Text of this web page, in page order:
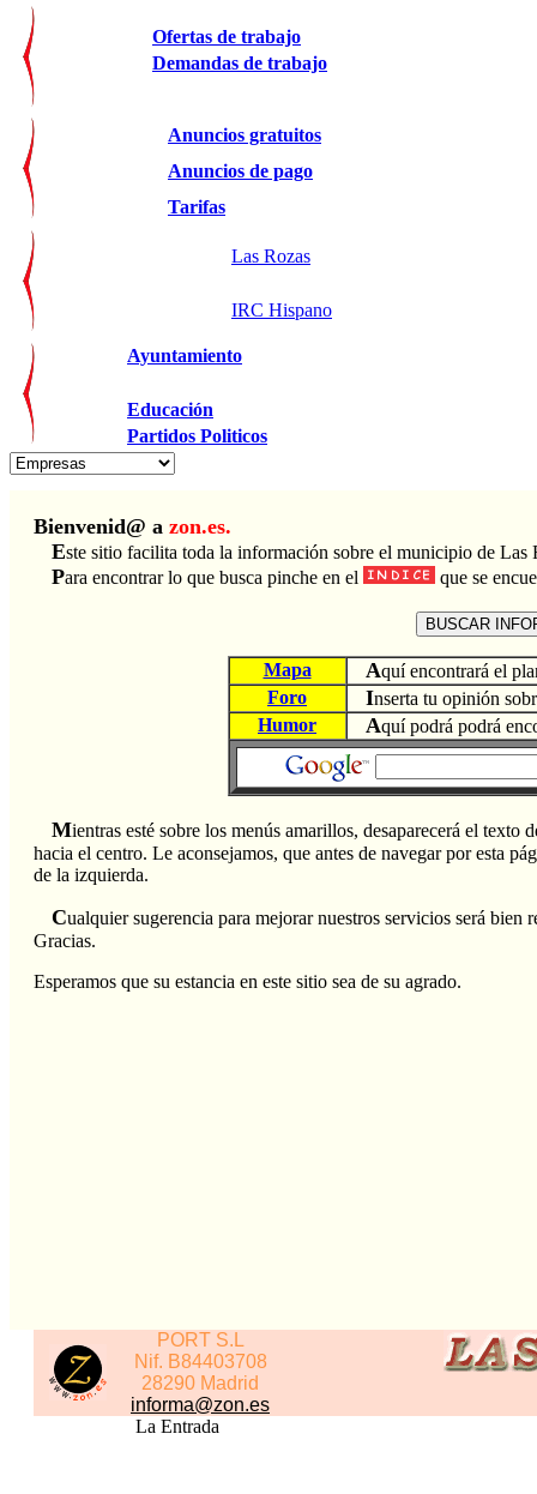
Ofertas de trabajo
Demandas de trabajo
Anuncios gratuitos
Anuncios de pago
Tarifas
Las Rozas
IRC Hispano
Ayuntamiento
Educación
Partidos Politicos
Bienvenid@ a zon.es.
Este sitio facilita toda la información sobre el municipio de Las
Para encontrar lo que busca pinche en el que se
Mapa Aquí encontrará el
Foro
Inserta tu opinión
Humor
Aquí podrá podrá
Mientras esté sobre los menús amarillos, desaparecerá el
hacia el centro. Le aconsejamos, que antes de navegar por esta
de la izquierda.
Cualquier sugerencia para mejorar nuestros servicios será bien
Gracias.
Esperamos que su estancia en este sitio sea de su agrado.
PORT S.L
Nif. B84403708
28290 Madrid
informa@zon.es
La Entrada